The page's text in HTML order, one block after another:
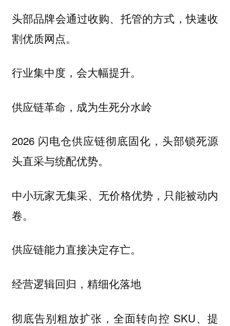
头部品牌会通过收购、托管的方式，快速收
割优质网点。
行业集中度，会大幅提升。
供应链革命，成为生死分水岭
2026 闪电仓供应链彻底固化，头部锁死源
头直采与统配优势。
中小玩家无集采、无价格优势，只能被动内
卷。
供应链能力直接决定存亡。
经营逻辑回归，精细化落地
彻底告别粗放扩张，全面转向控 SKU、提